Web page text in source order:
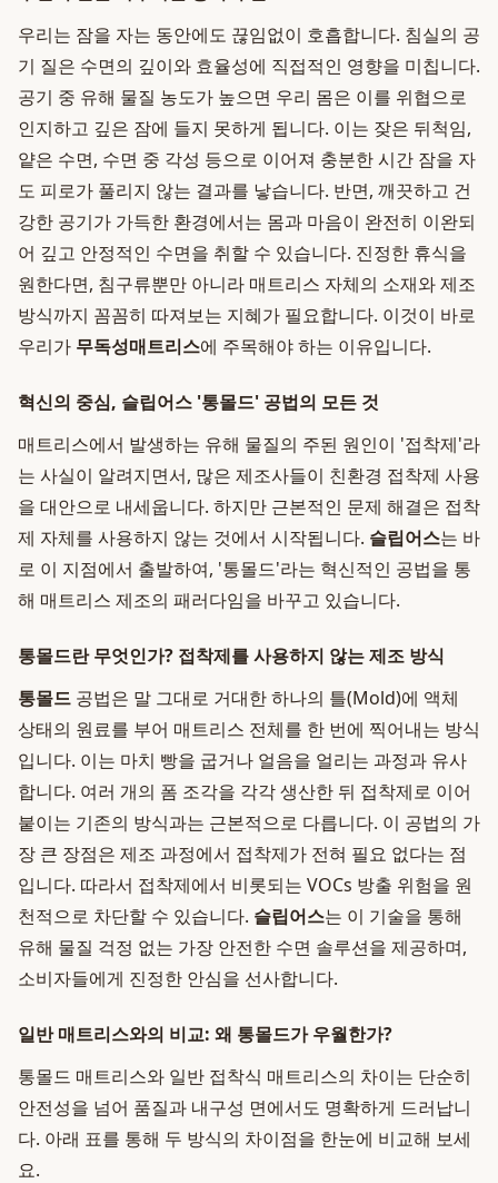
우리는 잠을 자는 동안에도 끊임없이 호흡합니다. 침실의 공
기 질은 수면의 깊이와 효율성에 직접적인 영향을 미칩니다.
공기 중 유해 물질 농도가 높으면 우리 몸은 이를 위협으로
인지하고 깊은 잠에 들지 못하게 됩니다. 이는 잦은 뒤척임,
얕은 수면, 수면 중 각성 등으로 이어져 충분한 시간 잠을 자
도 피로가 풀리지 않는 결과를 낳습니다. 반면, 깨끗하고 건
강한 공기가 가득한 환경에서는 몸과 마음이 완전히 이완되
어 깊고 안정적인 수면을 취할 수 있습니다. 진정한 휴식을
원한다면, 침구류뿐만 아니라 매트리스 자체의 소재와 제조
방식까지 꼼꼼히 따져보는 지혜가 필요합니다. 이것이 바로
우리가 무독성매트리스에 주목해야 하는 이유입니다.
혁신의 중심, 슬립어스 '통몰드' 공법의 모든 것
매트리스에서 발생하는 유해 물질의 주된 원인이 '접착제'라
는 사실이 알려지면서, 많은 제조사들이 친환경 접착제 사용
을 대안으로 내세웁니다. 하지만 근본적인 문제 해결은 접착
제 자체를 사용하지 않는 것에서 시작됩니다. 슬립어스는 바
로 이 지점에서 출발하여, '통몰드'라는 혁신적인 공법을 통
해 매트리스 제조의 패러다임을 바꾸고 있습니다.
통몰드란 무엇인가? 접착제를 사용하지 않는 제조 방식
통몰드 공법은 말 그대로 거대한 하나의 틀(Mold)에 액체
상태의 원료를 부어 매트리스 전체를 한 번에 찍어내는 방식
입니다. 이는 마치 빵을 굽거나 얼음을 얼리는 과정과 유사
합니다. 여러 개의 폼 조각을 각각 생산한 뒤 접착제로 이어
붙이는 기존의 방식과는 근본적으로 다릅니다. 이 공법의 가
장 큰 장점은 제조 과정에서 접착제가 전혀 필요 없다는 점
입니다. 따라서 접착제에서 비롯되는 VOCs 방출 위험을 원
천적으로 차단할 수 있습니다. 슬립어스는 이 기술을 통해
유해 물질 걱정 없는 가장 안전한 수면 솔루션을 제공하며,
소비자들에게 진정한 안심을 선사합니다.
일반 매트리스와의 비교: 왜 통몰드가 우월한가?
통몰드 매트리스와 일반 접착식 매트리스의 차이는 단순히
안전성을 넘어 품질과 내구성 면에서도 명확하게 드러납니
다. 아래 표를 통해 두 방식의 차이점을 한눈에 비교해 보세
요.